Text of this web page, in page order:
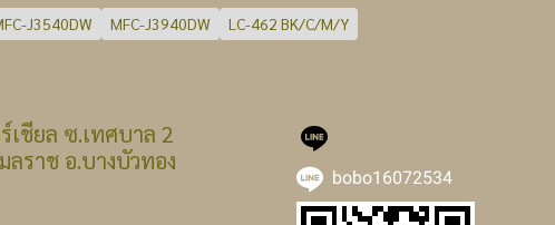
J3540DW MFC-J3940DW LC-462 BK/C/M/Y
เชียล ซ.เทศบาล 2
าช อ.บางบัวทอง
bobo16072534